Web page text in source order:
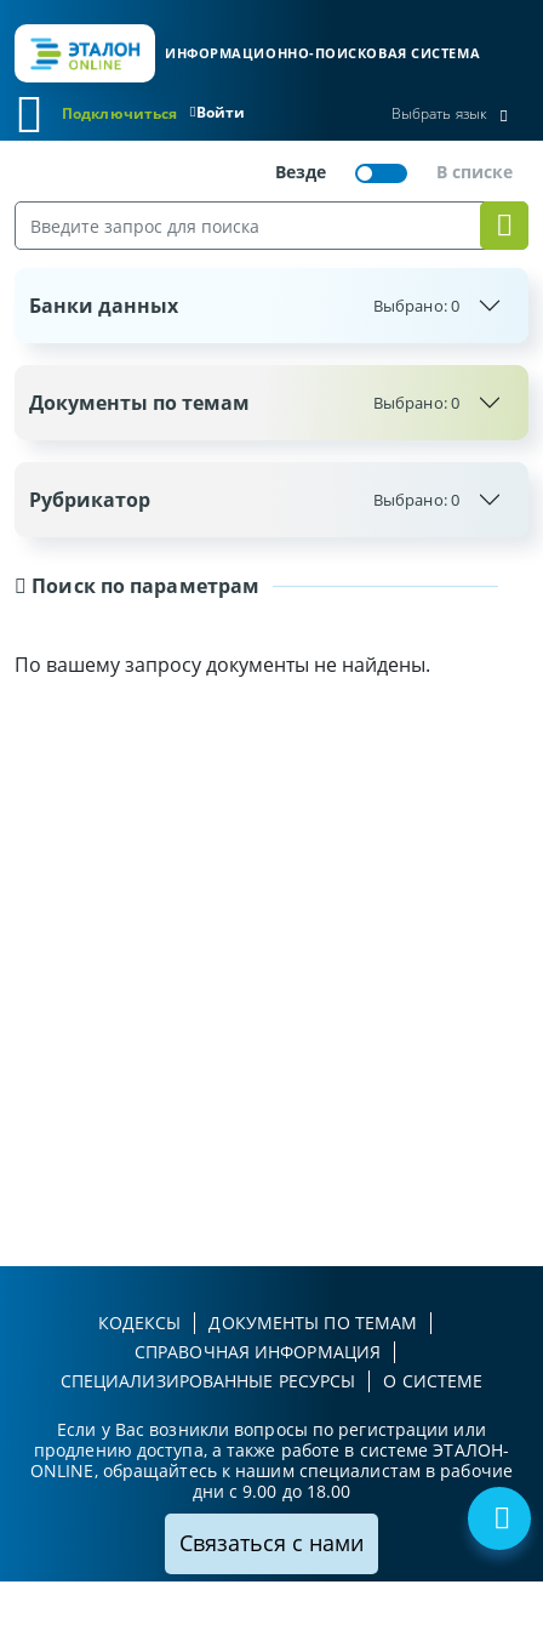
ИНФОРМАЦИОННО-ПОИСКОВАЯ СИСТЕМА
Войти
Подключиться Выбрать язык
Поиск по параметрам
По вашему запросу документы не найдены.
Банки данных Выбрано:0
Документы по темам Выбрано:0
Рубрикатор Выбрано:0
КОДЕКСЫ
ДОКУМЕНТЫ ПО ТЕМАМ
СПРАВОЧНАЯ ИНФОРМАЦИЯ
СПЕЦИАЛИЗИРОВАННЫЕ РЕСУРСЫ
О СИСТЕМЕ
Если у Вас возникли вопросы по регистрации или
продлению доступа, а также работе в системе ЭТАЛОН-
ONLINE, обращайтесь к нашим специалистам в рабочие
дни с 9.00 до 18.00
Связаться с нами